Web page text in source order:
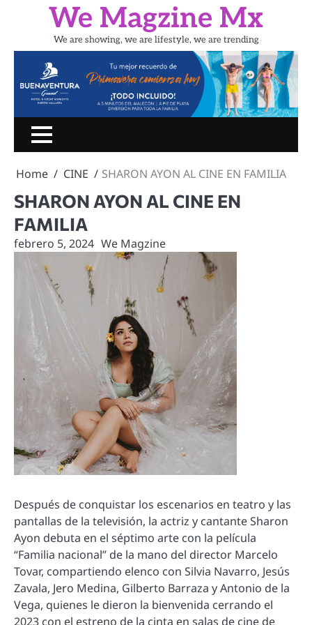
We Magzine Mx
We are showing, we are lifestyle, we are trending
RATITO
CON
Home CINE SHARON AYON AL CINE EN FAMILIA
SHARON AYON AL CINE EN
FAMILIA
febrero 5, 2024 We Magzine
Después de conquistar los escenarios en teatro y las
pantallas de la televisión, la actriz y cantante Sharon
Ayon debuta en el séptimo arte con la película
“Familia nacional” de la mano del director Marcelo
Tovar, compartiendo elenco con Silvia Navarro, Jesús
Zavala, Jero Medina, Gilberto Barraza y Antonio de la
Vega, quienes le dieron la bienvenida cerrando el
2023 con el estreno de la cinta en salas de cine de